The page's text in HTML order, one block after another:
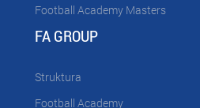
Football Academy Masters
FA GROUP
Struktura
Football Academy